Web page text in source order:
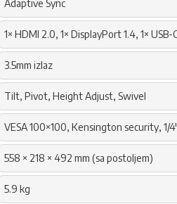
Adaptive Sync
1× HDMI 2.0, 1× DisplayPort 1.4, 1× USB-
3.5mm izlaz
Tilt, Pivot, Height Adjust, Swivel
VESA 100×100, Kensington security, 1/
558 × 218 × 492 mm (sa postoljem)
5.9 kg